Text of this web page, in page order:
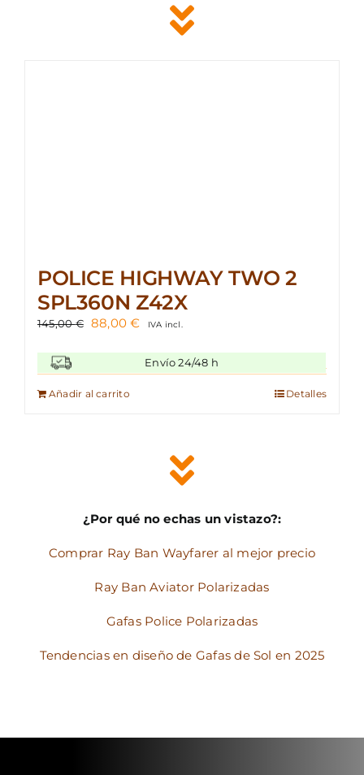
POLICE HIGHWAY TWO 2
SPL360N Z42X
145,00€ El
original
era:
145,00 €.
88,00€ El
actual
es:
IVA incl.
Envío 24/48 h
Añadir al carrito Detalles
¿Por qué no echas un vistazo?:
Comprar Ray Ban Wayfarer al mejor precio
Ray Ban Aviator Polarizadas
Gafas Police Polarizadas
Tendencias en diseño de Gafas de Sol en 2025